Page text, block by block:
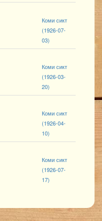
Коми сикт
(1926-07-
03)
Коми сикт
(1926-03-
20)
Коми сикт
(1926-04-
10)
Коми сикт
(1926-07-
17)